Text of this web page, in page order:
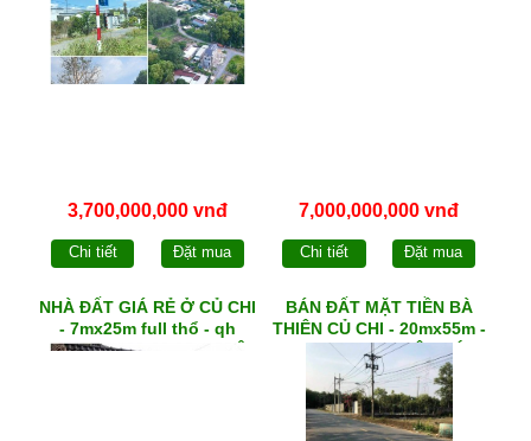
3,700,000,000 vnđ
Chi tiết Đặt mua
7,000,000,000 vnđ
Chi tiết Đặt mua
NHÀ ĐẤT GIÁ RẺ Ở CỦ CHI
- 7mx25m full thổ - qh
DCHH - 4 PN + sân đậu Ô
BÁN ĐẤT MẶT TIỀN BÀ
THIÊN CỦ CHI - 20mx55m -
qh KDC - xã NHUẬN DỨC